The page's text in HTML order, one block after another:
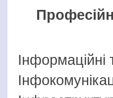
Інформаційні